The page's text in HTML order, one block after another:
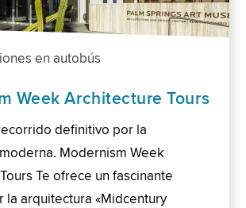
en autobús
Week Architecture Tours
definitivo por la
Modernism Week
Te ofrece un fascinante
la arquitectura «Midcentury